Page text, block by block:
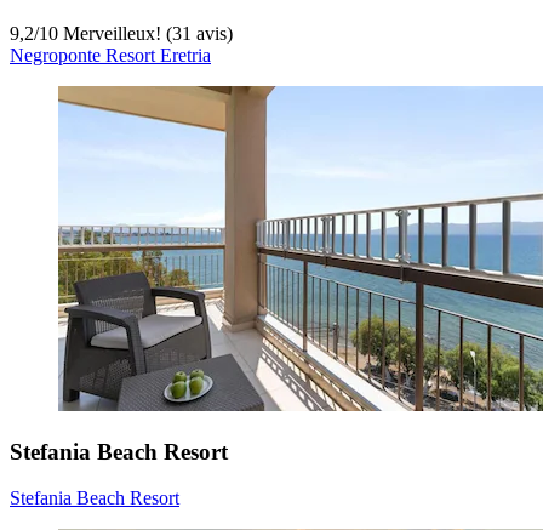
9,2/10 Merveilleux! (31 avis)
Negroponte Resort Eretria
Stefania Beach Resort
Stefania Beach Resort